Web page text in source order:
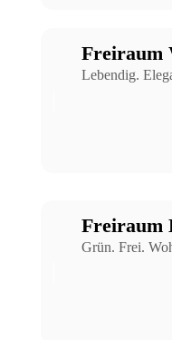
Freiraum
Lebendig.
Freiraum
Grün. Frei.